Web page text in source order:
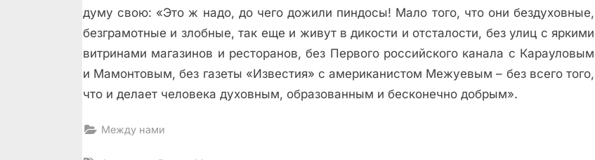
думу свою: «Это ж надо, до чего дожили пиндосы! Мало того, что они бездуховные,
безграмотные и злобные, так еще и живут в дикости и отсталости, без улиц с яркими
витринами магазинов и ресторанов, без Первого российского канала с Карауловым
и Мамонтовым, без газеты «Известия» с американистом Межуевым – без всего того,
что и делает человека духовным, образованным и бесконечно добрым».
Между нами